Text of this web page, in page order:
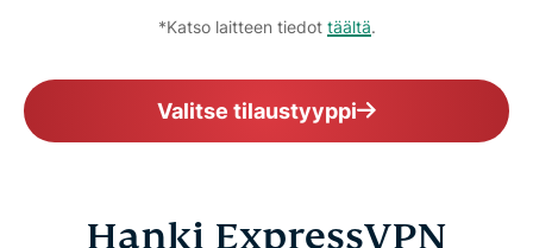
*Katso laitteen tiedot täältä.
Valitse tilaustyyppi
Hanki ExpressVPN